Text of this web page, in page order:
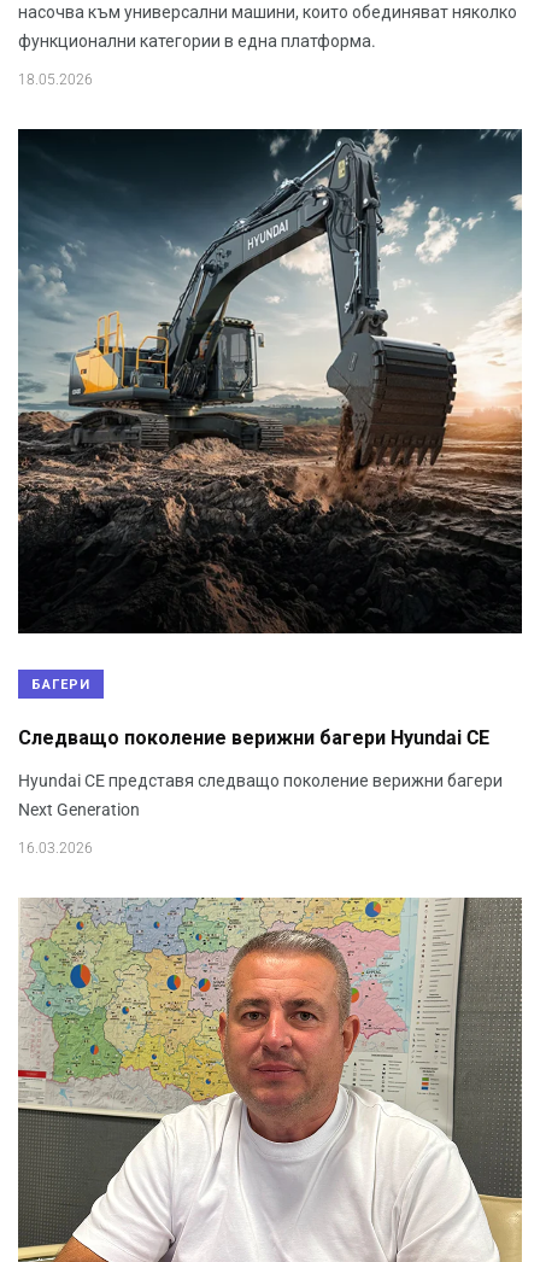
насочва към универсални машини, които обединяват няколко
функционални категории в една платформа.
18.05.2026
БАГЕРИ
Следващо поколение верижни багери Hyundai CE
Hyundai CE представя следващо поколение верижни багери
Next Generation
16.03.2026